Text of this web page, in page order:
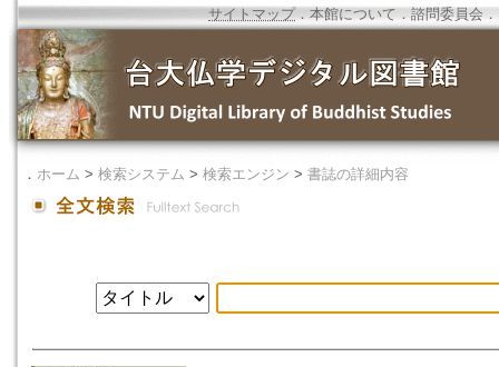
サイトマップ．本館について ． 諮問委員会 ．
． ホーム > 検索システム > 検索エンジン > 書誌の詳細内容